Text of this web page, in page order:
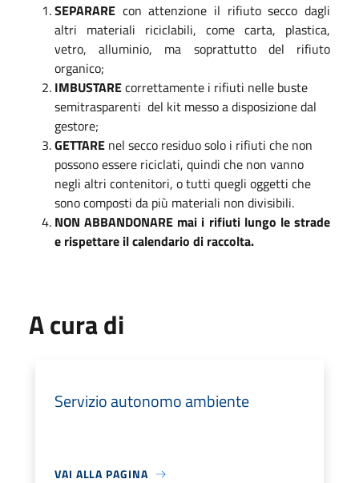
SEPARARE con attenzione il rifiuto secco dagli
altri materiali riciclabili, come carta, plastica,
vetro, alluminio, ma soprattutto del rifiuto
organico;
IMBUSTAREcorrettamente i rifiuti nelle buste
semitrasparenti del kit messo a disposizione dal
gestore;
GETTARE nel secco residuo solo i rifiuti che non
possono essere riciclati, quindi che non vanno
negli altri contenitori, o tutti quegli oggetti che
sono composti da più materiali non divisibili.
NON ABBANDONARE mai i rifiuti lungo le strade
e rispettare il calendario di raccolta.
A cura di
Servizio autonomo ambiente
VAI ALLA PAGINA